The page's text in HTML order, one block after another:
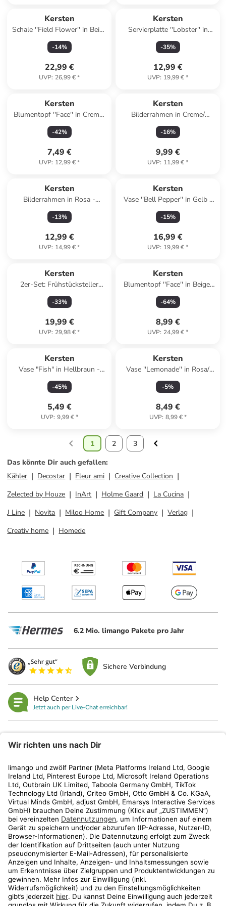
Kersten
Schale ''Field Flower'' in Beige
- (B)22 x (H)5 x (T)21,5 cm
-14%
22,99 €
UVP: 26,99 €*
Kersten
Servierplatte ''Lobster'' in
Creme/ Hellblau/ Rot - (L)27,5
x (B)16,4 cm
-35%
12,99 €
UVP: 19,99 €*
Kersten
Blumentopf ''Face'' in Creme/
Rot - (H)17 x Ø 11 cm
-42%
7,49 €
UVP: 12,99 €*
Kersten
Bilderrahmen in Creme/
Schwarz - (B)13,8 x (H)18,8
cm
-16%
9,99 €
UVP: 11,99 €*
Kersten
Bilderrahmen in Rosa -
(B)14,9 x (H)19,8 cm
-13%
12,99 €
UVP: 14,99 €*
Kersten
Vase ''Bell Pepper'' in Gelb -
(B)11 x (H)19,9 x (T)9,8 cm
-15%
16,99 €
UVP: 19,99 €*
Kersten
2er-Set: Frühstücksteller
''Pasta Club'' in Hellblau/
Rosa - Ø 21,3 cm
-33%
19,99 €
UVP: 29,98 €*
Kersten
Blumentopf ''Face'' in Beige/
Creme - (H)25 x Ø 14 cm
-64%
8,99 €
UVP: 24,99 €*
Kersten
Vase "Fish" in Hellbraun -
(H)11 x (T)5,5 cm
-45%
5,49 €
UVP: 9,99 €*
Kersten
Vase ''Lemonade'' in Rosa/
Orange - (H)24 x Ø 6,5 cm
-5%
8,49 €
UVP: 8,99 €*
1 2
3
Das könnte Dir auch gefallen:
Kähler
Decostar Fleur ami
Creative Collection
Zelected by Houze
InArt Holme Gaard
La Cucina
J Line
Novita Miloo Home Gift Company
Verlag
Creativ home
Homede
6.2 Mio. limango Pakete pro Jahr
Sichere Verbindung
Help Center
Jetzt auch per Live-Chat erreichbar!
Kundenservice
Shop
Aktionen
Travel